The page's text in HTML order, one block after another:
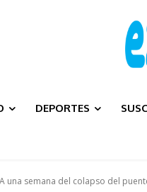
DEPORTES
A una semana del colapso del